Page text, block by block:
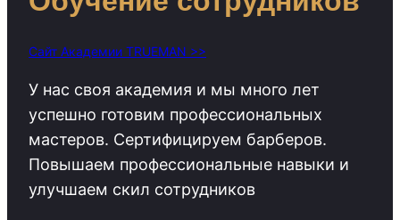
Сайт Академии TRUEMAN >>
У нас своя академия и мы много лет
успешно готовим профессиональных
мастеров. Сертифицируем барберов.
Повышаем профессиональные навыки и
улучшаем скил сотрудников